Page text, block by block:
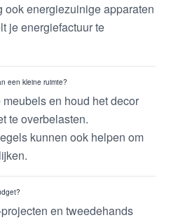
energiezuinige apparaten
je energiefactuur te
een kleine ruimte?
en houd het decor
te overbelasten.
kunnen ook helpen om
en tweedehands